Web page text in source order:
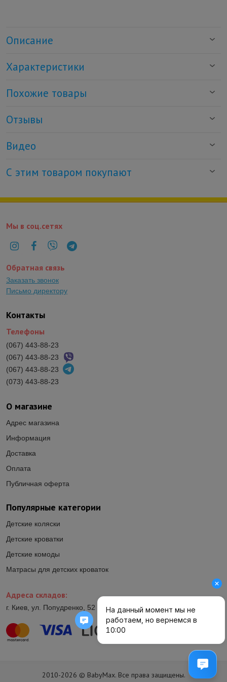
Описание
Характеристики
Похожие товары
Отзывы
Видео
С этим товаром покупают
Популярные категории
Детские коляски
Детские кроватки
Детские комоды
Матрасы для детских кроваток
О магазине
Адрес магазина
Информация
Доставка
Оплата
Публичная оферта
Контакты
Телефоны
(067) 443-88-23
(067) 443-88-23
(067) 443-88-23
(073) 443-88-23
Адреса складов:
г. Киев, ул. Попудренко, 52 (ул.Гетьмана Павла Полуботка, 52)
Мы в соц.сетях
Обратная связь
Заказать звонок
Письмо директору
2010-2026 © BabyMax. Все права защищены.